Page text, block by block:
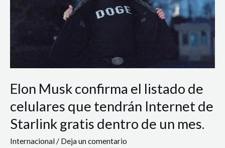
Elon Musk confirma el listado de
celulares que tendrán Internet de
Starlink gratis dentro de un mes.
Internacional / Deja un comentario
celulares
tendrán
Internet
Starlink
gratis
dentro
de
un
mes.